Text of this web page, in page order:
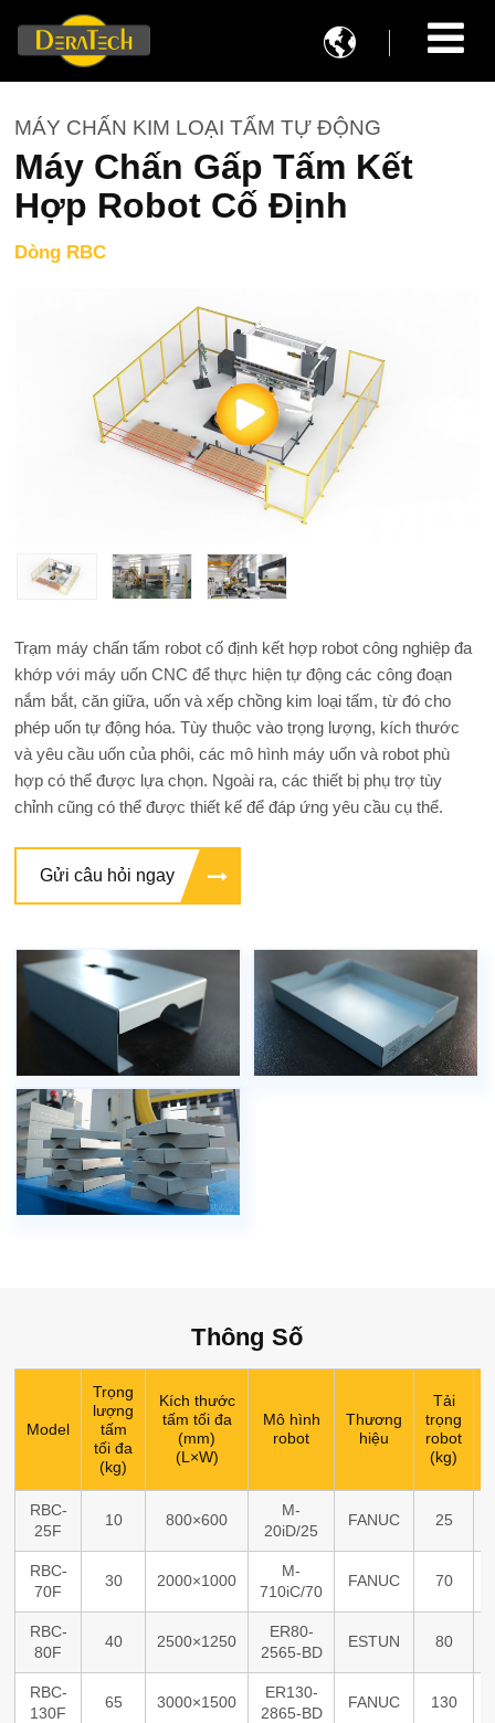

MÁY CHẤN KIM LOẠI TẤM TỰ ĐỘNG
Máy Chấn Gấp Tấm Kết
Hợp Robot Cố Định
Dòng RBC
Trạm máy chấn tấm robot cố định kết hợp robot công nghiệp đa
khớp với máy uốn CNC để thực hiện tự động các công đoạn
nắm bắt, căn giữa, uốn và xếp chồng kim loại tấm, từ đó cho
phép uốn tự động hóa. Tùy thuộc vào trọng lượng, kích thước
và yêu cầu uốn của phôi, các mô hình máy uốn và robot phù
hợp có thể được lựa chọn. Ngoài ra, các thiết bị phụ trợ tùy
chỉnh cũng có thể được thiết kế để đáp ứng yêu cầu cụ thể.
Gửi câu hỏi ngay
Thông Số
Model
Trọng
lượng
tấm
tối đa
(kg)
Kích thước
tấm tối đa
(mm)
(L×W)
Mô hình
robot
Thương
hiệu
Tải
trọng
robot
(kg)
RBC-
25F
10 800×600
M-
20iD/25
FANUC 25
RBC-
70F
30 2000×1000
M-
710iC/70
FANUC 70
RBC-
80F
40 2500×1250
ER80-
2565-BD
ESTUN 80
RBC-
130F
65 3000×1500
ER130-
2865-BD
FANUC 130